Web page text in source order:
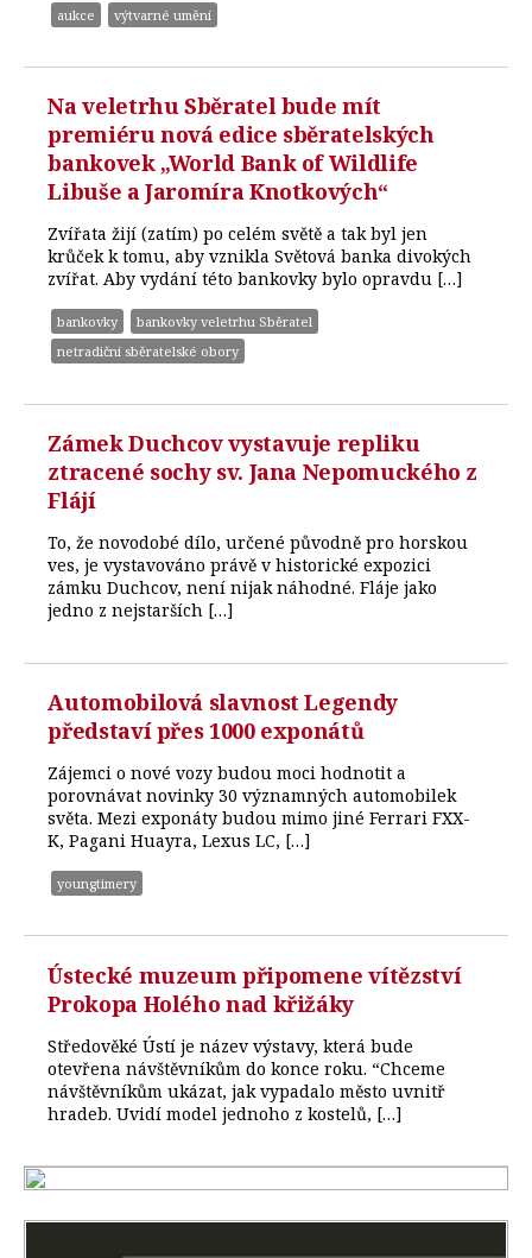
aukce výtvarné umění
Na veletrhu Sběratel bude mít
premiéru nová edice sběratelských
bankovek „World Bank of Wildlife
Libuše a Jaromíra Knotkových“
Zvířata žijí (zatím) po celém světě a tak byl jen
krůček k tomu, aby vznikla Světová banka divokých
zvířat. Aby vydání této bankovky bylo opravdu […]
bankovky
bankovky veletrhu Sběratel
netradiční sběratelské obory
Zámek Duchcov vystavuje repliku
ztracené sochy sv. Jana Nepomuckého z
Flájí
To, že novodobé dílo, určené původně pro horskou
ves, je vystavováno právě v historické expozici
zámku Duchcov, není nijak náhodné. Fláje jako
jedno z nejstarších […]
Automobilová slavnost Legendy
představí přes 1000 exponátů
Zájemci o nové vozy budou moci hodnotit a
porovnávat novinky 30 významných automobilek
světa. Mezi exponáty budou mimo jiné Ferrari FXX-
K, Pagani Huayra, Lexus LC, […]
youngtimery
Ústecké muzeum připomene vítězství
Prokopa Holého nad křižáky
Středověké Ústí je název výstavy, která bude
otevřena návštěvníkům do konce roku. “Chceme
návštěvníkům ukázat, jak vypadalo město uvnitř
hradeb. Uvidí model jednoho z kostelů, […]